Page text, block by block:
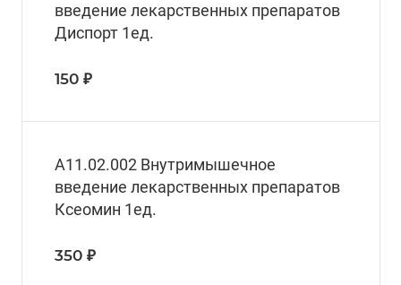
введение лекарственных препаратов
Диспорт 1ед.
150 ₽
A11.02.002 Внутримышечное
введение лекарственных препаратов
Ксеомин 1ед.
350 ₽